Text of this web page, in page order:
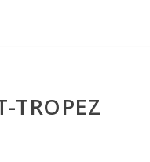
TROPEZ